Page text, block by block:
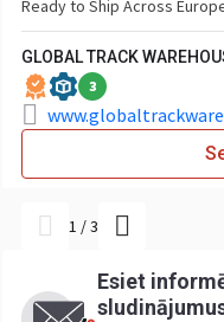
Ready to Ship Across
GLOBAL TRACK
3
1 /3
Esiet